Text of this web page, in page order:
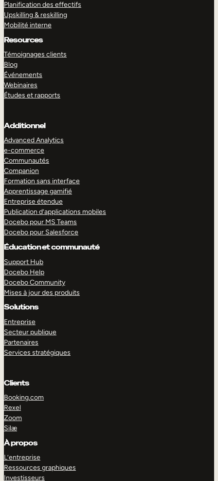
Planification des effectifs
Upskilling & reskilling
Mobilité interne
Resources
Témoignages clients
Blog
Événements
Webinaires
Études et rapports
Additionnel
Advanced Analytics
e-commerce
Communautés
Companion
Formation sans interface
Apprentissage gamifié
Entreprise étendue
Publication d’applications mobiles
Docebo pour MS Teams
Docebo pour Salesforce
Éducation et communauté
Support Hub
Docebo Help
Docebo Community
Mises à jour des produits
Solutions
Entreprise
Secteur publique
Partenaires
Services stratégiques
Clients
Booking.com
Rexel
Zoom
Silæ
À propos
L’entreprise
Ressources graphiques
Investisseurs